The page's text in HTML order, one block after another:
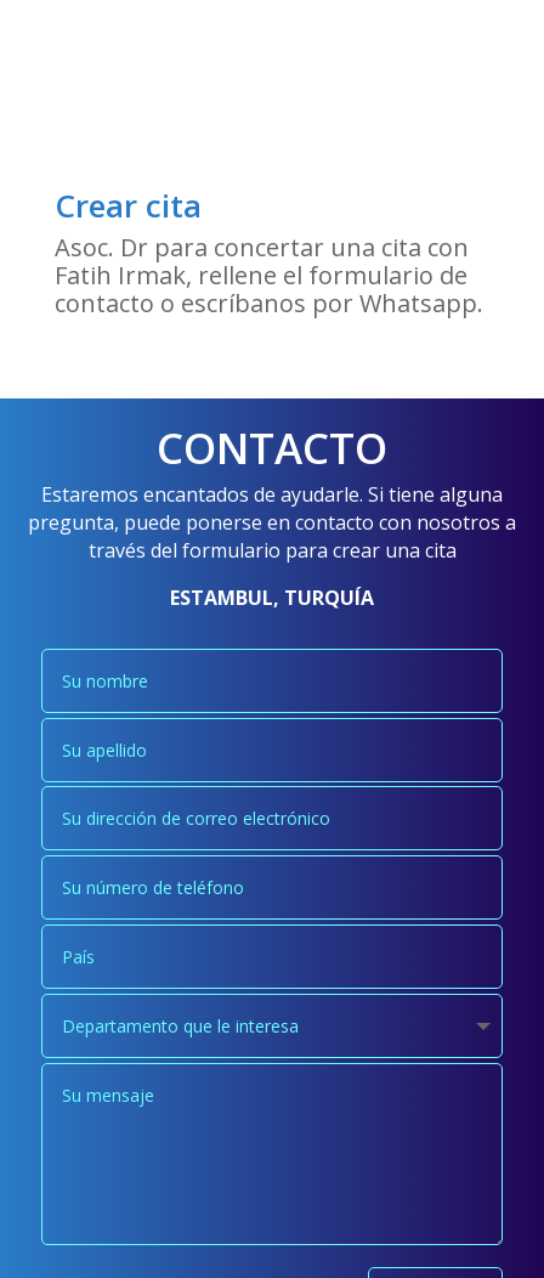
Crear cita
Asoc. Dr para concertar una cita con
Fatih Irmak, rellene el formulario de
contacto o escríbanos por Whatsapp.
CONTACTO
Estaremos encantados de ayudarle. Si tiene alguna
pregunta, puede ponerse en contacto con nosotros a
través del formulario para crear una cita
ESTAMBUL, TURQUÍA